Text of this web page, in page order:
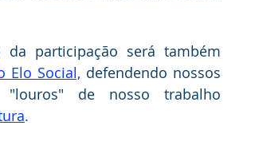
participação será também
Elo Social, defendendo nossos
de nosso trabalho
.